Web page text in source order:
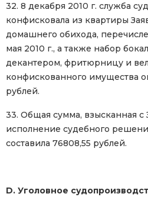
32. 8 декабря 2010 г. служба
конфисковала из квартиры
домашнего обихода,
мая 2010 г., а также набор
декантером, фритюрницу и
конфискованного имущества
рублей.
33. Общая сумма, взысканная с
исполнение судебного
составила 76808,55 рублей.
D. Уголовное